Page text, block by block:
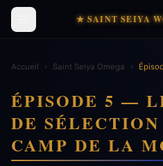
★ SAINT SEIYA
Accueil › Saint Seiya Omega ›
ÉPISODE 5 —
DE
CAMP DE LA